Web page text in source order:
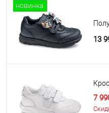
новинка
13
7